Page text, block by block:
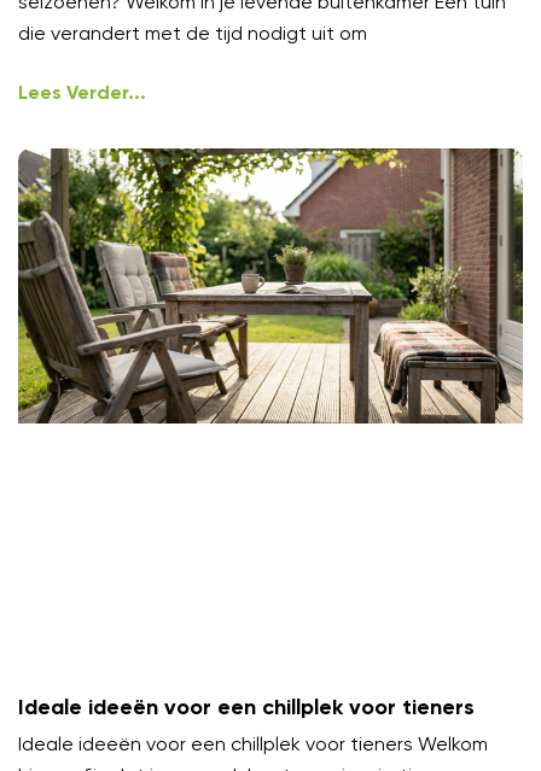
die verandert met de tijd nodigt uit om
Lees Verder...
Ideale ideeën voor een chillplek voor tieners
Ideale ideeën voor een chillplek voor tieners Welkom